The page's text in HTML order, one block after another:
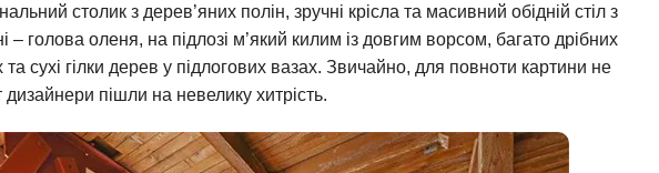
столик з дерев’яних полін, зручні крісла та масивний обідній стіл з
голова оленя, на підлозі м’який килим із довгим ворсом, багато дрібних
сухі гілки дерев у підлогових вазах. Звичайно, для повноти картини не
пішли на невелику хитрість.